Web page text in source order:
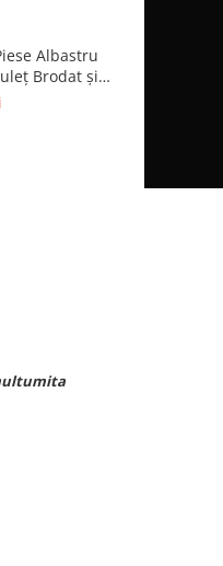
Albastru
Brodat și
buna calitate exact ca